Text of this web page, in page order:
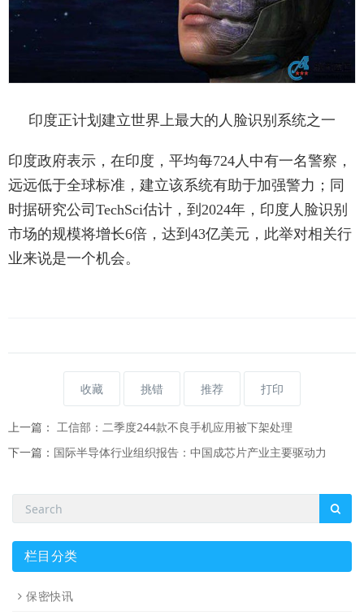
印度正计划建立世界上最大的人脸识别系统之一
印度政府表示，在印度，平均每724人中有一名警察，
远远低于全球标准，建立该系统有助于加强警力；同
时据研究公司TechSci估计，到2024年，印度人脸识别
市场的规模将增长6倍，达到43亿美元，此举对相关行
业来说是一个机会。
收藏 挑错 推荐 打印
上一篇： 工信部：二季度244款不良手机应用被下架处理
下一篇： 国际半导体行业组织报告：中国成芯片产业主要驱动力
栏目分类
保密快讯